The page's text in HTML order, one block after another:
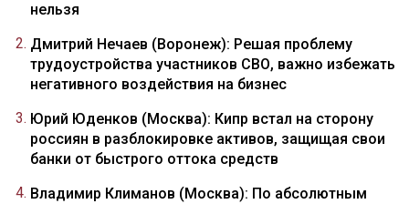
нельзя
Дмитрий Нечаев (Воронеж): Решая проблему
трудоустройства участников СВО, важно избежать
негативного воздействия на бизнес
Юрий Юденков (Москва): Кипр встал на сторону
россиян в разблокировке активов, защищая свои
банки от быстрого оттока средств
Владимир Климанов (Москва): По абсолютным